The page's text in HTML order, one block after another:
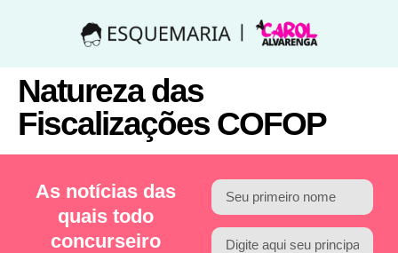
Natureza das
Fiscalizações COFOP
As notícias das
quais todo
concurseiro